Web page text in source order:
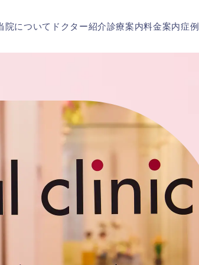
院について ドクター紹介診療案内料金案内症例